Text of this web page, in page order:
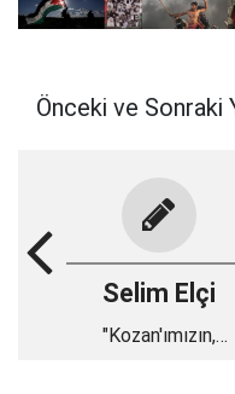
Önceki ve Sonraki
Selim Elçi
"Kozan'ımızın,